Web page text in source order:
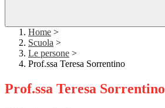
Home >
Scuola >
Le persone >
Prof.ssa Teresa Sorrentino
Prof.ssa Teresa Sorrentino